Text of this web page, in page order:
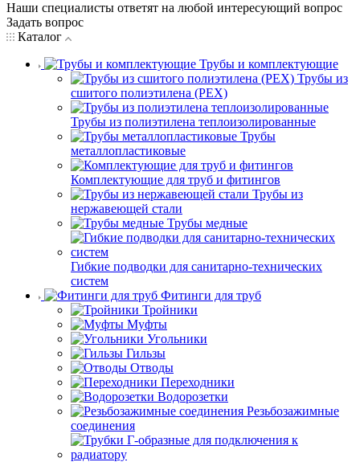
Наши специалисты ответят на любой интересующий вопрос
Задать вопрос
Каталог
Трубы и комплектующие
Трубы из
сшитого полиэтилена (PEX)
Трубы из полиэтилена теплоизолированные
Трубы
металлопластиковые
Комплектующие для труб и фитингов
Трубы из
нержавеющей стали
Трубы медные
Гибкие подводки для санитарно-технических
систем
Фитинги для труб
Тройники
Муфты
Угольники
Гильзы
Отводы
Переходники
Водорозетки
Резьбозажимные
соединения